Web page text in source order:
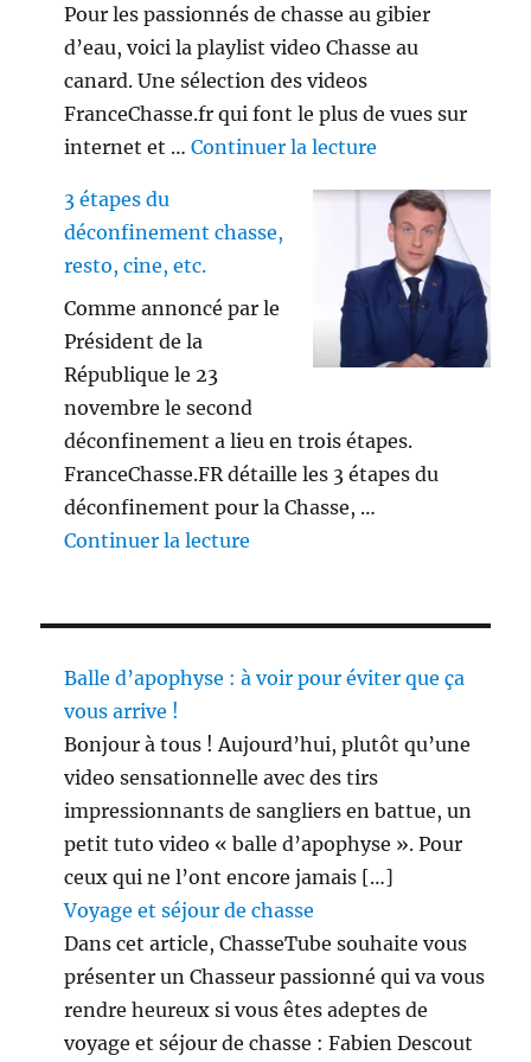
Pour les passionnés de chasse au gibier
d’eau, voici la playlist video Chasse au
canard. Une sélection des videos
FranceChasse.fr qui font le plus de vues sur
internet et …Continuer la lecture
3 étapes du
déconfinement chasse,
resto, cine, etc.
Comme annoncé par le
Président de la
République le 23
novembre le second
déconfinement a lieu en trois étapes.
FranceChasse.FR détaille les 3 étapes du
déconfinement pour la Chasse, …
Continuer la lecture
Balle d’apophyse : à voir pour éviter que ça
vous arrive !
Bonjour à tous ! Aujourd’hui, plutôt qu’une
video sensationnelle avec des tirs
impressionnants de sangliers en battue, un
petit tuto video « balle d’apophyse ». Pour
ceux qui ne l’ont encore jamais […]
Voyage et séjour de chasse
Dans cet article, ChasseTube souhaite vous
présenter un Chasseur passionné qui va vous
rendre heureux si vous êtes adeptes de
voyage et séjour de chasse : Fabien Descout